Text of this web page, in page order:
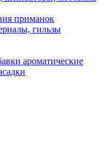
приманок
гильзы
ароматические